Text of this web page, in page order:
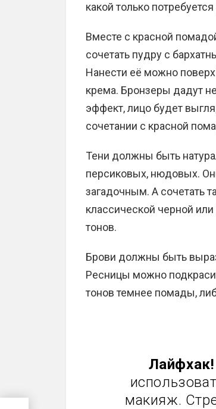
какой только
Вместе с красной
сочетать пудру с
Нанести её можно
крема. Бронзеры дадут
эффект, лицо будет
сочетании с красной
Тени должны быть
персиковых, нюдовых.
загадочным. А сочетать
классической черной
тонов.
Брови должны быть
Ресницы можно
тонов темнее помады,
Лайфхак!
макияж.